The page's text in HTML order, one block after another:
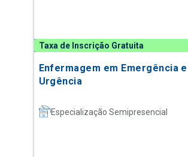
Taxa de Inscrição Gratuita
Enfermagem em Emergência e
Urgência
Especialização Semipresencial